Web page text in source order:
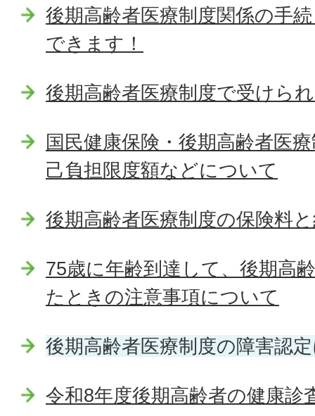
後期高齢者医療制度関係の手
できます！
後期高齢者医療制度で受けら
国民健康保険・後期高齢者医
己負担限度額などについて
後期高齢者医療制度の保険料
75歳に年齢到達して、後期高
たときの注意事項について
後期高齢者医療制度の障害認
令和8年度後期高齢者の健康診